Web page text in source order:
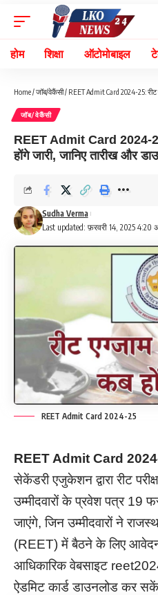
होम शिक्षा ऑटोमोबाइल
Home/जॉब/वेकैंसी/ REET Admit Card 2024-25: रीट एग्जाम
जॉब/वेकैंसी
REET Admit Card 2024-
होंगे जारी, जानिए तारीख और
Last updated: फ़रवरी 14, 2025 4:20
Sudha Verma
REET Admit Card 2024-25
REET Admit Card
सेकेंडरी एजुकेशन द्वारा रीट
उम्मीदवारों के प्रवेश पत्र 19
जाएंगे, जिन उम्मीदवारों ने
(REET) में बैठने के लिए
आधिकारिक वेबसाइट
ऐडमिट कार्ड डाउनलोड कर